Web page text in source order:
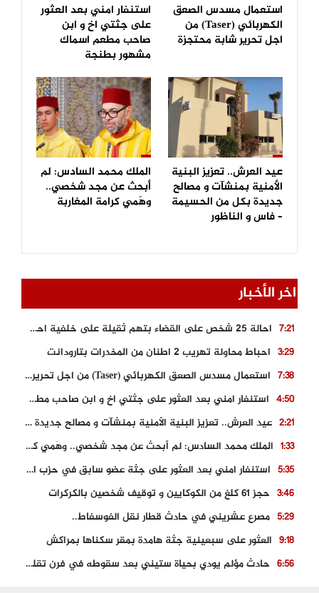
استعمال مسدس الصعق
الكهربائي (Taser) من
اجل تحرير شابة محتجزة
استنفار امني بعد العثور
على جثتي اخ و ابن
صاحب مطعم اسماك
مشهور بطنجة
عيد العرش.. تعزيز البنية
الأمنية بمنشآت و مصالح
جديدة بكل من الحسيمة
– فاس و الناظور
الملك محمد السادس: لم
أبحث عن مجد شخصي..
وهَمي كرامة المغاربة
اخر الأخبار
7:21
احالة 25 شخص على القضاء بتهم ثقيلة على خلفية احداث المناطق الشمالية
3:29 احباط محاولة تهريب 2 اطنان من المخدرات بتارودانت
7:38
استعمال مسدس الصعق الكهربائي (Taser) من اجل تحرير شابة محتجزة
4:50
استنفار امني بعد العثور على جثتي اخ و ابن صاحب مطعم اسماك مشهور بطنجة
2:21
عيد العرش.. تعزيز البنية الأمنية بمنشآت و مصالح جديدة بكل من الحسيمة – فاس و الناظور
1:33
الملك محمد السادس: لم أبحث عن مجد شخصي.. وهَمي كرامة المغاربة
5:35
استنفار امني بعد العثور على جثة عضو سابق في حزب المصباح بالقنيطرة..
3:46 حجز 61 كلغ من الكوكايين و توقيف شخصين بالكركرات
5:29 مصرع عشريني في حادث قطار نقل الفوسفاط..
9:18 العثور على سبعينية جثة هامدة بمقر سكناها بمراكش
6:56
حادث مؤلم يودي بحياة ستيني بعد سقوطه في فرن تقليدي “للجير”